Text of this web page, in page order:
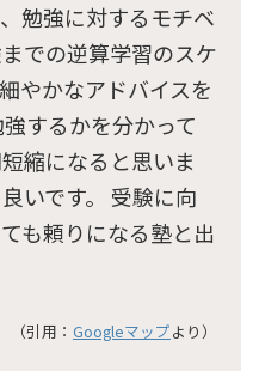
勉強に対するモチベ
での逆算学習のスケ
やかなアドバイスを
するかを分かって
縮になると思いま
いです。 受験に向
も頼りになる塾と出
（引用： Googleマップより）